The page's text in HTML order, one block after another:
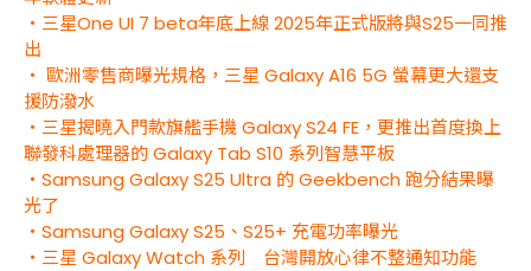
・三星One UI 7 beta年底上線 2025年正式版將與S25一同推
出
・ 歐洲零售商曝光規格，三星 Galaxy A16 5G 螢幕更大還支
援防潑水
・三星揭曉入門款旗艦手機 Galaxy S24 FE，更推出首度換上
聯發科處理器的 Galaxy Tab S10 系列智慧平板
・Samsung Galaxy S25 Ultra 的 Geekbench 跑分結果曝
光了
・Samsung Galaxy S25、S25+ 充電功率曝光
・三星 Galaxy Watch 系列 台灣開放心律不整通知功能